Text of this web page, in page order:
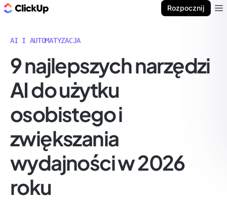
Rozpocznij
AI I AUTOMATYZACJA
9 najlepszych narzędzi
AI do użytku
osobistego i
zwiększania
wydajności w 2026
roku